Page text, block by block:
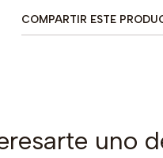
COMPARTIR ESTE
uno